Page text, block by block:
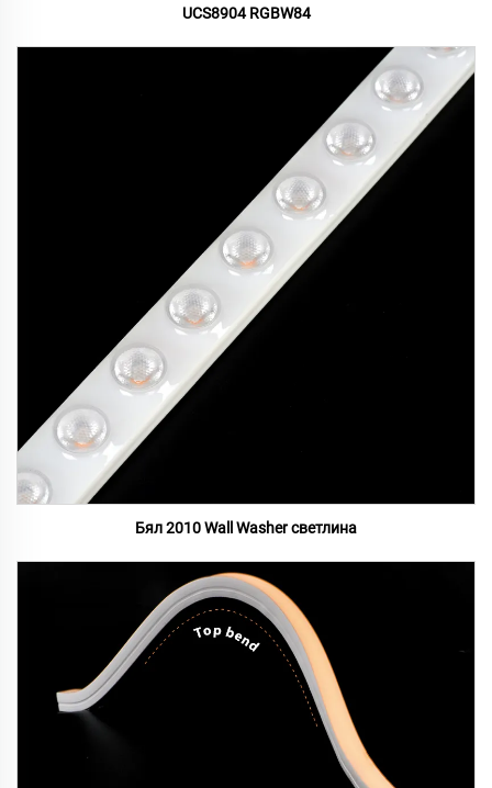
UCS8904 RGBW84
Бял 2010 Wall Washer светлина